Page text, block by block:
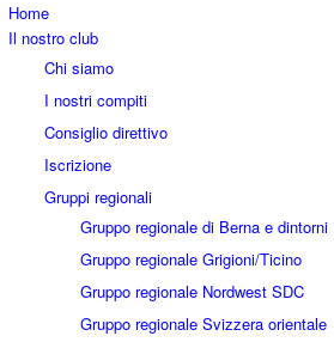
Home
Il nostro club
Chi siamo
I nostri compiti
Consiglio direttivo
Iscrizione
Gruppi regionali
Gruppo regionale di Berna e dintorni
Gruppo regionale Grigioni/Ticino
Gruppo regionale Nordwest SDC
Gruppo regionale Svizzera orientale